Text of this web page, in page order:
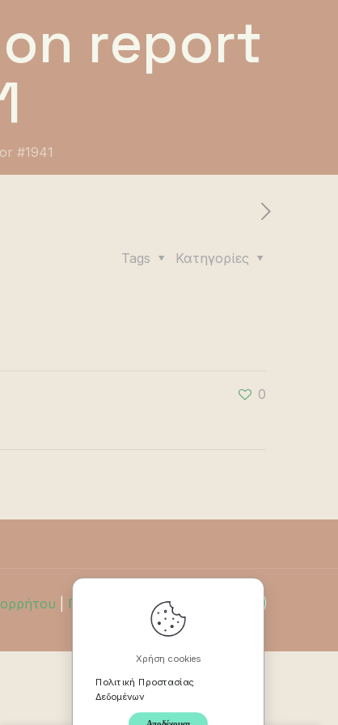
report
#1941
Κατηγορίες
Tags
0
Πολιτική Επιστροφών
Χρήση cookies
Πολιτική Προστασίας
Δεδομένων
Αποδέχομαι